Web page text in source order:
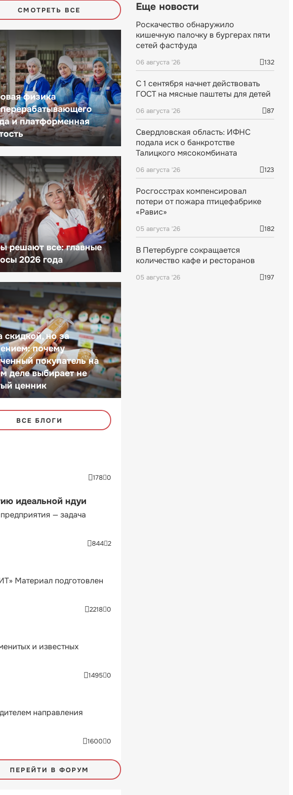
СМОТРЕТЬ ВСЕ
физика
и платформенная
решают все: главные
2026 года
скидкой, но за
почему
покупатель на
деле выбирает не
ценник
ВСЕ БЛОГИ
178 0
идеальной ндуи
— задача
844 2
Материал подготовлен
2218 0
и известных
1495 0
направления
1600 0
ПЕРЕЙТИ В ФОРУМ
Еще новости
Роскачество обнаружило
кишечную палочку в бургерах пяти
сетей фастфуда
06 августа '26 132
С 1 сентября начнет действовать
ГОСТ на мясные паштеты для детей
06 августа '26 87
Свердловская область: ИФНС
подала иск о банкротстве
Талицкого мясокомбината
06 августа '26 123
Росгосстрах компенсировал
потери от пожара птицефабрике
«Равис»
05 августа '26 182
В Петербурге сокращается
количество кафе и ресторанов
05 августа '26 197